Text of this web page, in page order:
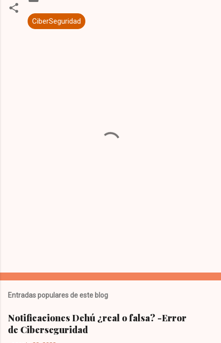
CiberSeguridad
Entradas populares de este blog
Notificaciones Dehú ¿real o falsa? -Error
de Ciberseguridad